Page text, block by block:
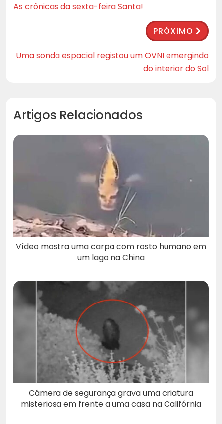
As crônicas da sexta-feira Santa!
PRÓXIMO
Uma sonda espacial registou um OVNI emergindo
do interior do Sol
Artigos Relacionados
Vídeo mostra uma carpa com rosto humano em
um lago na China
Câmera de segurança grava uma criatura
misteriosa em frente a uma casa na Califórnia